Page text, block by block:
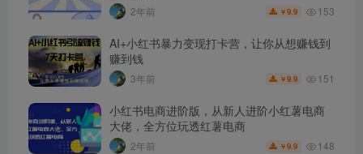
2年前 ￥9.9 153
AI+小红书暴力变现打卡营，让你从想赚钱到
赚到钱
3年前 ￥9.9 151
小红书电商进阶版，从新人进阶小红薯电商
大佬，全方位玩透红薯电商
2年前 ￥9.9 148